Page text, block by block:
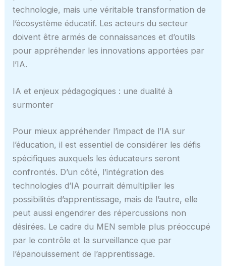
technologie, mais une véritable transformation de
l’écosystème éducatif. Les acteurs du secteur
doivent être armés de connaissances et d’outils
pour appréhender les innovations apportées par
l’IA.
IA et enjeux pédagogiques : une dualité à
surmonter
Pour mieux appréhender l’impact de l’IA sur
l’éducation, il est essentiel de considérer les défis
spécifiques auxquels les éducateurs seront
confrontés. D’un côté, l’intégration des
technologies d’IA pourrait démultiplier les
possibilités d’apprentissage, mais de l’autre, elle
peut aussi engendrer des répercussions non
désirées. Le cadre du MEN semble plus préoccupé
par le contrôle et la surveillance que par
l’épanouissement de l’apprentissage.